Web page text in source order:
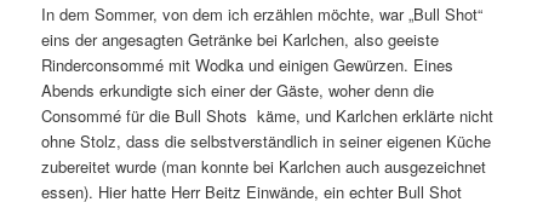
In dem Sommer, von dem ich erzählen möchte, war „Bull Shot“
eins der angesagten Getränke bei Karlchen, also geeiste
Rinderconsommé mit Wodka und einigen Gewürzen. Eines
Abends erkundigte sich einer der Gäste, woher denn die
Consommé für die Bull Shots käme, und Karlchen erklärte nicht
ohne Stolz, dass die selbstverständlich in seiner eigenen Küche
zubereitet wurde (man konnte bei Karlchen auch ausgezeichnet
essen). Hier hatte Herr Beitz Einwände, ein echter Bull Shot